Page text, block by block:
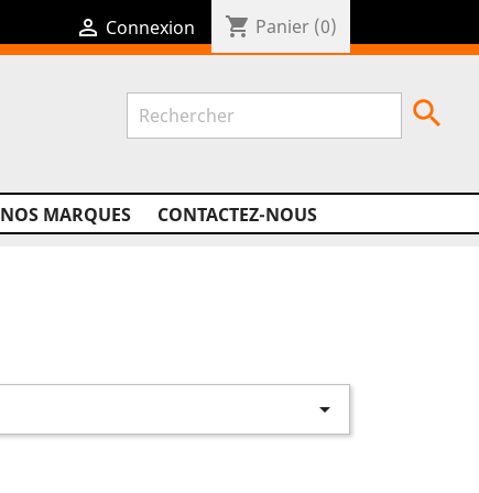
 Connexion shopping_cart Panier (0)
NOS MARQUES CONTACTEZ-NOUS

